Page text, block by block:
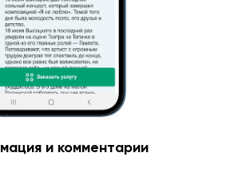
и комментарии